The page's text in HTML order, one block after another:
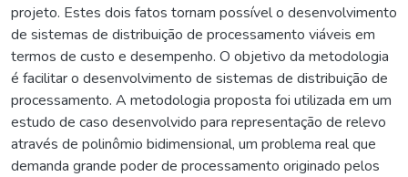
projeto. Estes dois fatos tornam possível o desenvolvimento
de sistemas de distribuição de processamento viáveis em
termos de custo e desempenho. O objetivo da metodologia
é facilitar o desenvolvimento de sistemas de distribuição de
processamento. A metodologia proposta foi utilizada em um
estudo de caso desenvolvido para representação de relevo
através de polinômio bidimensional, um problema real que
demanda grande poder de processamento originado pelos